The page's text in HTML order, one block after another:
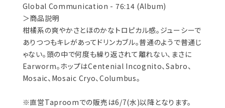
Global Communication - 76:14 (Album)
＞商品説明
柑橘系の爽やかさとほのかなトロピカル感。ジューシーで
ありつつもキレがあってドリンカブル。普通のようで普通じ
ゃない。頭の中で何度も繰り返されて離れない、まさに
Earworm。ホップはCentenial Incognito、Sabro、
Mosaic、Mosaic Cryo、Columbus。
※直営Taproomでの販売は6/7(水)以降となります。